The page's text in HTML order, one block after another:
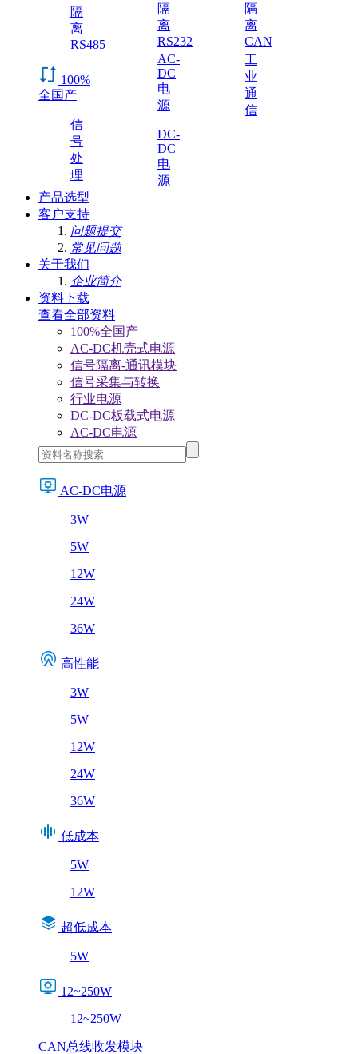
隔
离
RS485
隔
离
RS232
隔
离
CAN
100%
全国产
信
号
处
理
AC-
DC
电
源
DC-
DC
电
源
工
业
通
信
产品选型
客户支持
问题提交
常见问题
关于我们
企业简介
资料下载
查看全部资料
100%全国产
AC-DC机壳式电源
信号隔离-通讯模块
信号采集与转换
行业电源
DC-DC板载式电源
AC-DC电源
AC-DC电源
3W
5W
12W
24W
36W
高性能
3W
5W
12W
24W
36W
低成本
5W
12W
超低成本
5W
12~250W
12~250W
CAN总线收发模块